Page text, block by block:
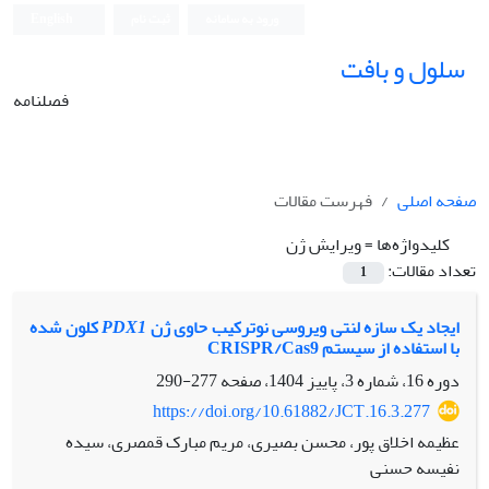
سلول و بافت
فصلنامه
صفحه اصلی
فهرست مقالات
کلیدواژه‌ها =ویرایش ژن
تعداد مقالات:
1
ایجاد یک سازه لنتی ویروسی نوترکیب حاوی ژنPDX1کلون شده
با استفاده از سیستم CRISPR/Cas9
دوره 16، شماره 3، پاییز 1404، صفحه
277-290
https://doi.org/10.61882/JCT.16.3.277
عظیمه اخلاق پور، محسن بصیری، مریم مبارک قمصری، سیده
نفیسه حسنی